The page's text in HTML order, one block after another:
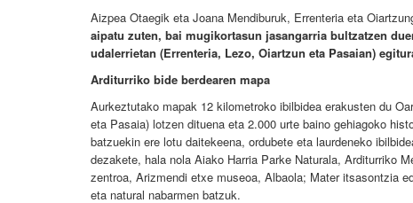
Aizpea Otaegik eta Joana Mendiburuk, Errenteria eta
aipatu zuten, bai mugikortasun jasangarria bultzatzen
udalerrietan (Errenteria, Lezo, Oiartzun eta Pasaian)
Arditurriko bide berdearen mapa
Aurkeztutako mapak 12 kilometroko ibilbidea erakusten du
eta Pasaia) lotzen dituena eta 2.000 urte baino gehiagoko
batzuekin ere lotu daitekeena, ordubete eta laurdeneko
dezakete, hala nola Aiako Harria Parke Naturala, Arditurriko
zentroa, Arizmendi etxe museoa, Albaola; Mater itsasontzia
eta natural nabarmen batzuk.